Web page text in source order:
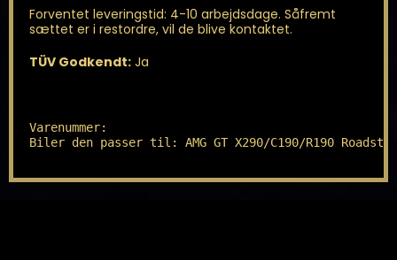
Forventet leveringstid: 4-10 arbejdsdage. Såfremt
sættet er i restordre, vil de blive kontaktet.
TÜV Godkendt:Ja
Varenummer:
Biler den passer til: AMG GT X290/C190/R190